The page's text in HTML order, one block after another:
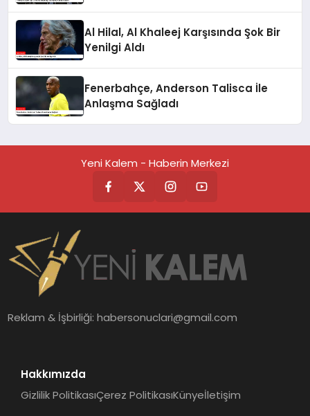
Al Hilal, Al Khaleej Karşısında Şok Bir
Yenilgi Aldı
Fenerbahçe, Anderson Talisca İle
Anlaşma Sağladı
Yeni Kalem - Haberin Merkezi
Reklam & İşbirliği:habersonuclari@gmail.com
Hakkımızda
Gizlilik PolitikasıÇerez PolitikasıKünyeİletişim